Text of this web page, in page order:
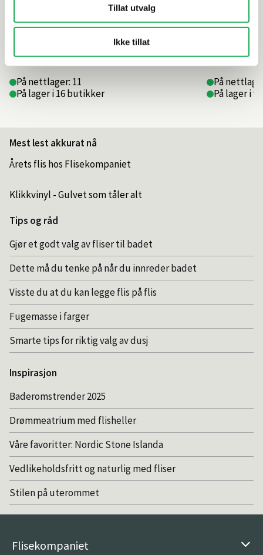
Tillat utvalg
Ikke tillat
På nettlager: 11
På lager i 16 butikker
På
På lager i
Mest lest akkurat nå
Årets flis hos Flisekompaniet
Klikkvinyl - Gulvet som tåler alt
Tips og råd
Gjør et godt valg av fliser til badet
Dette må du tenke på når du innreder badet
Visste du at du kan legge flis på flis
Fugemasse i farger
Smarte tips for riktig valg av dusj
Inspirasjon
Baderomstrender 2025
Drømmeatrium med flisheller
Våre favoritter: Nordic Stone Islanda
Vedlikeholdsfritt og naturlig med fliser
Stilen på uterommet
Flisekompaniet